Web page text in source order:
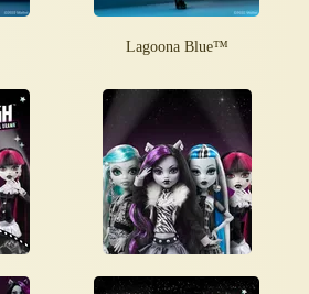
Lagoona Blue™